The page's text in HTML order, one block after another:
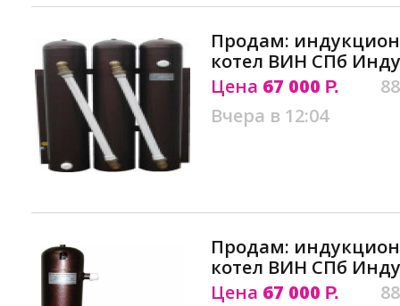
Продам:
котел ВИН СПб
Цена 67 000 Р.
Вчера в 12:04
Продам:
котел ВИН СПб
Цена 67 000 Р.